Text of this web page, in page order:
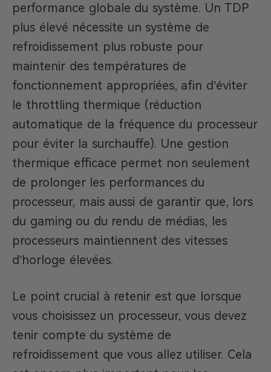
performance globale du système. Un TDP
plus élevé nécessite un système de
refroidissement plus robuste pour
maintenir des températures de
fonctionnement appropriées, afin d’éviter
le throttling thermique (réduction
automatique de la fréquence du processeur
pour éviter la surchauffe). Une gestion
thermique efficace permet non seulement
de prolonger les performances du
processeur, mais aussi de garantir que, lors
du gaming ou du rendu de médias, les
processeurs maintiennent des vitesses
d’horloge élevées.
Le point crucial à retenir est que lorsque
vous choisissez un processeur, vous devez
tenir compte du système de
refroidissement que vous allez utiliser. Cela